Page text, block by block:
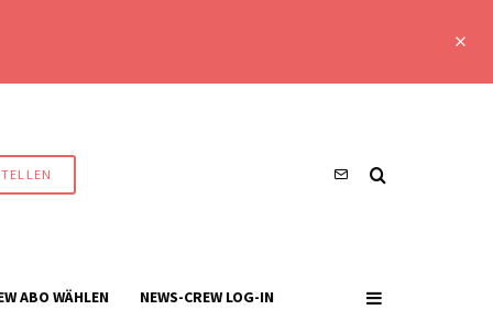
ABO WÄHLEN NEWS-CREW LOG-IN